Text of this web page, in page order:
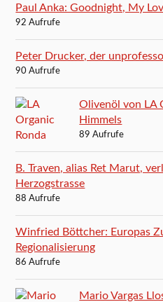
Paul Anka: Goodnight, My
92 Aufrufe
Peter Drucker, der
90 Aufrufe
Olivenöl von LA
Himmels
89 Aufrufe
B. Traven, alias Ret Marut,
Herzogstrasse
88 Aufrufe
Winfried Böttcher: Europas
Regionalisierung
86 Aufrufe
Mario Vargas